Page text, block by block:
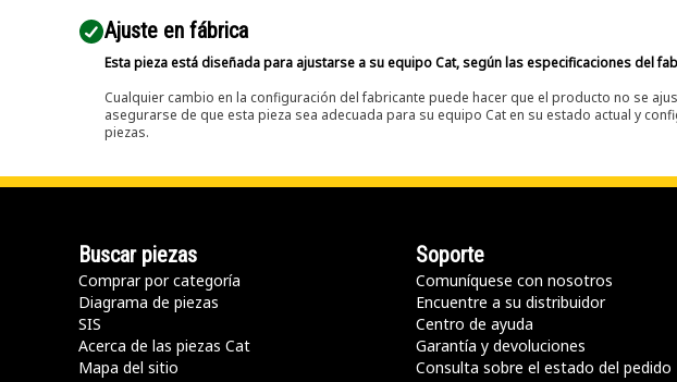
Ajuste en fábrica
Esta pieza está diseñada para ajustarse a su equipo Cat, según las especificaciones del
Cualquier cambio en la configuración del fabricante puede hacer que el producto no se
asegurarse de que esta pieza sea adecuada para su equipo Cat en su estado actual y
piezas.
Buscar piezas
Comprar por categoría
Diagrama de piezas
SIS
Acerca de las piezas Cat
Mapa del sitio
Soporte
Comuníquese con nosotros
Encuentre a su distribuidor
Centro de ayuda
Garantía y devoluciones
Consulta sobre el estado del pedido